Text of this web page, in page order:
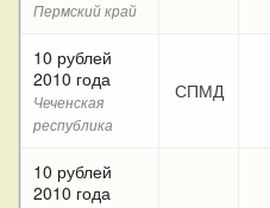
Пермский край
10 рублей
2010 года
Чеченская
республика
СПМД
10 рублей
2010 года